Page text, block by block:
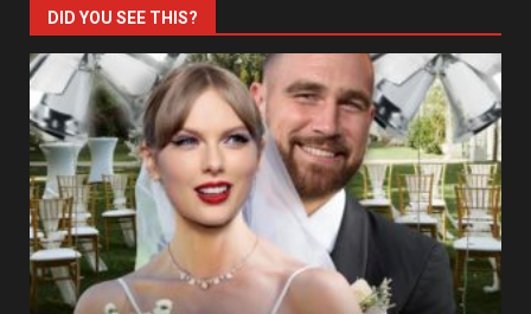
DID YOU SEE THIS?